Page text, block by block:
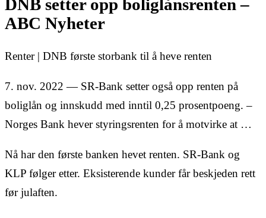
DNB setter opp boliglånsrenten –
ABC Nyheter
Renter | DNB første storbank til å heve renten
7. nov. 2022 — SR-Bank setter også opp renten på
boliglån og innskudd med inntil 0,25 prosentpoeng. –
Norges Bank hever styringsrenten for å motvirke at …
Nå har den første banken hevet renten. SR-Bank og
KLP følger etter. Eksisterende kunder får beskjeden rett
før julaften.